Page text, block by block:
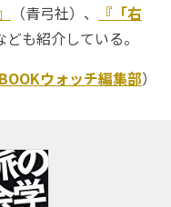
（青弓社）、
『「右
も紹介している。
BOOKウォッチ編集部）